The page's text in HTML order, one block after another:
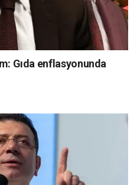
Gıda enflasyonunda